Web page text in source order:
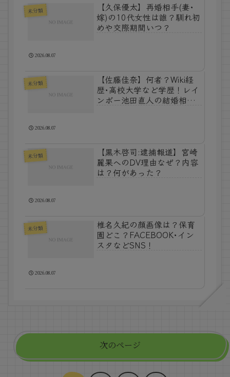
未分類
【久保優太】再婚相手(妻･
嫁)の10代女性は誰？馴れ初
めや交際期間いつ？
2026.08.07
未分類
【佐藤佳奈】何者？Wiki経
歴･高校大学など学歴！レイ
ンボー池田直人の結婚相手
2026.08.07
未分類
【黒木啓司:逮捕報道】宮崎
麗果へのDV理由なぜ？内容
は？何があった？
2026.08.07
未分類
椎名久紀の顔画像は？保育
園どこ？FACEBOOK･イン
スタなどSNS！
2026.08.07
次のページ